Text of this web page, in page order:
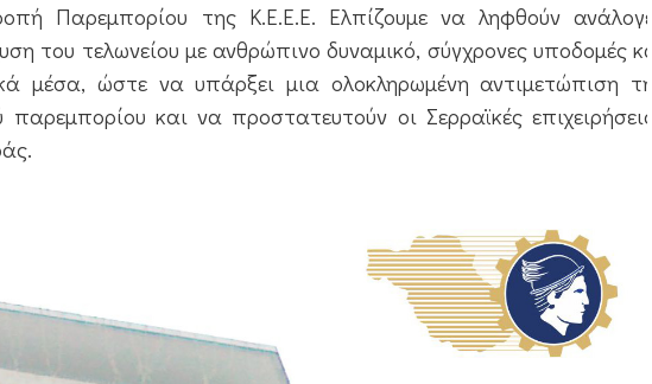
Παρεμπορίου της Κ.Ε.Ε.Ε. Ελπίζουμε να ληφθούν ανάλογες
του τελωνείου με ανθρώπινο δυναμικό, σύγχρονες υποδομές και
μέσα, ώστε να υπάρξει μια ολοκληρωμένη αντιμετώπιση της
και να προστατευτούν οι Σερραϊκές επιχειρήσεις»